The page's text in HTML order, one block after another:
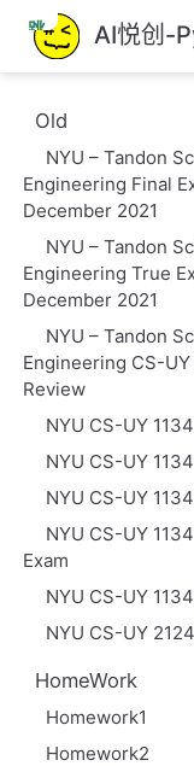
跳
至
主
內
AI悦创-
Old
NYU – Tandon
Engineering Final
December 2021
NYU – Tandon
Engineering True
December 2021
NYU – Tandon
Engineering CS-UY
Review
NYU CS-UY
NYU CS-UY
NYU CS-UY
NYU CS-UY
Exam
NYU CS-UY
NYU CS-UY
HomeWork
Homework1
Homework2